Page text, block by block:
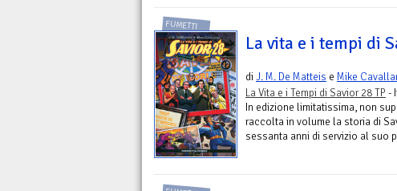
FUMETTI
La vita e i tempi di
diJ. M. De Matteis e Mike
La Vita e i Tempi di Savior 28 TP -
In edizione limitatissima, non
raccolta in volume la storia di
sessanta anni di servizio al suo